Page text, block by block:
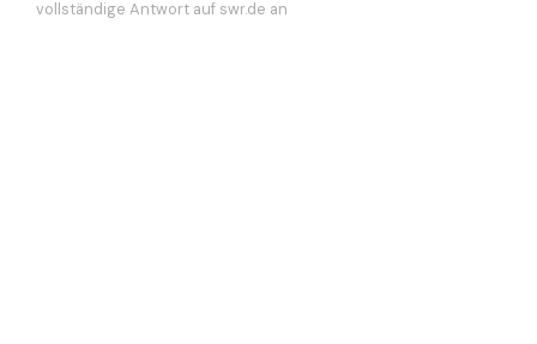
vollständige Antwort auf swr.de an